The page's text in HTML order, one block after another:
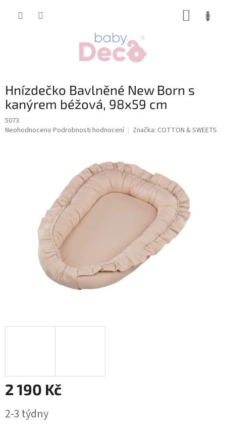
Hnízdečko Bavlněné New Born s
kanýrem béžová, 98x59 cm
5073
Průměrné
Neohodnoceno Podrobnosti hodnocení Značka: COTTON & SWEETS
2 190 Kč
cena:
2-3 týdny